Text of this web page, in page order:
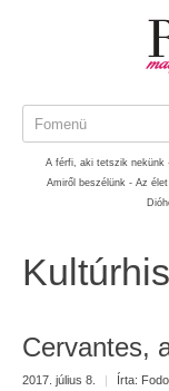
Fomenü
A férfi, aki tetszik nekünk
Amiről beszélünk - Az
Cervantes,
2017. július 8. | Írta: